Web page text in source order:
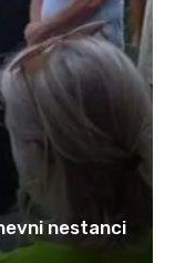
nestanci